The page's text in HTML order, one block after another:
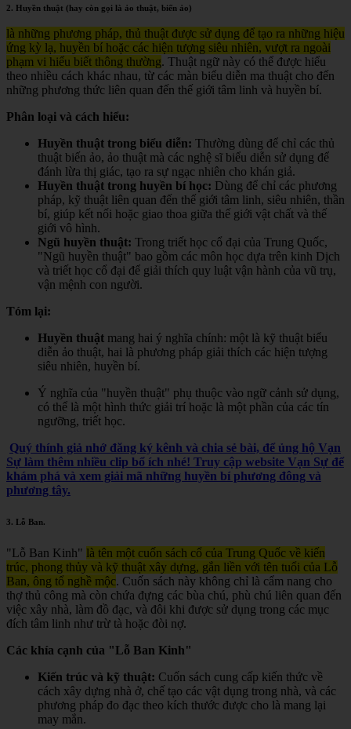
2. Huyền thuật (hay còn gọi là ảo thuật, biến ảo)
là những phương pháp, thủ thuật được sử dụng để tạo ra những hiệu
ứng kỳ lạ, huyền bí hoặc các hiện tượng siêu nhiên, vượt ra ngoài
phạm vi hiểu biết thông thường. Thuật ngữ này có thể được hiểu
theo nhiều cách khác nhau, từ các màn biểu diễn ma thuật cho đến
những phương thức liên quan đến thế giới tâm linh và huyền bí.
Phân loại và cách hiểu:
Huyền thuật trong biểu diễn: Thường dùng để chỉ các thủ
thuật biến ảo, ảo thuật mà các nghệ sĩ biểu diễn sử dụng để
đánh lừa thị giác, tạo ra sự ngạc nhiên cho khán giả.
Huyền thuật trong huyền bí học: Dùng để chỉ các phương
pháp, kỹ thuật liên quan đến thế giới tâm linh, siêu nhiên, thần
bí, giúp kết nối hoặc giao thoa giữa thế giới vật chất và thế
giới vô hình.
Ngũ huyền thuật: Trong triết học cổ đại của Trung Quốc,
"Ngũ huyền thuật" bao gồm các môn học dựa trên kinh Dịch
và triết học cổ đại để giải thích quy luật vận hành của vũ trụ,
vận mệnh con người.
Tóm lại:
Huyền thuật mang hai ý nghĩa chính: một là kỹ thuật biểu
diễn ảo thuật, hai là phương pháp giải thích các hiện tượng
siêu nhiên, huyền bí.
Ý nghĩa của "huyền thuật" phụ thuộc vào ngữ cảnh sử dụng,
có thể là một hình thức giải trí hoặc là một phần của các tín
ngưỡng, triết học.
Quý thính giả nhớ đăng ký kênh và chia sẻ bài, để ủng hộ Vạn
Sự làm thêm nhiều clip bổ ích nhé! Truy cập website Vạn Sự để
khám phá và xem giải mã những huyền bí phương đông và
phương tây.
3. Lỗ Ban.
"Lỗ Ban Kinh" là tên một cuốn sách cổ của Trung Quốc về kiến
trúc, phong thủy và kỹ thuật xây dựng, gắn liền với tên tuổi của Lỗ
Ban, ông tổ nghề mộc. Cuốn sách này không chỉ là cẩm nang cho
thợ thủ công mà còn chứa đựng các bùa chú, phù chú liên quan đến
việc xây nhà, làm đồ đạc, và đôi khi được sử dụng trong các mục
đích tâm linh như trừ tà hoặc đòi nợ.
Các khía cạnh của "Lỗ Ban Kinh"
Kiến trúc và kỹ thuật: Cuốn sách cung cấp kiến thức về
cách xây dựng nhà ở, chế tạo các vật dụng trong nhà, và các
phương pháp đo đạc theo kích thước được cho là mang lại
may mắn.